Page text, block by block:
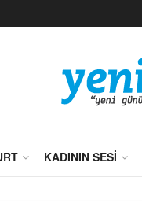
KADININ SESI